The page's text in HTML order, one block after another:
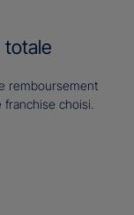
totale
remboursement
choisi.